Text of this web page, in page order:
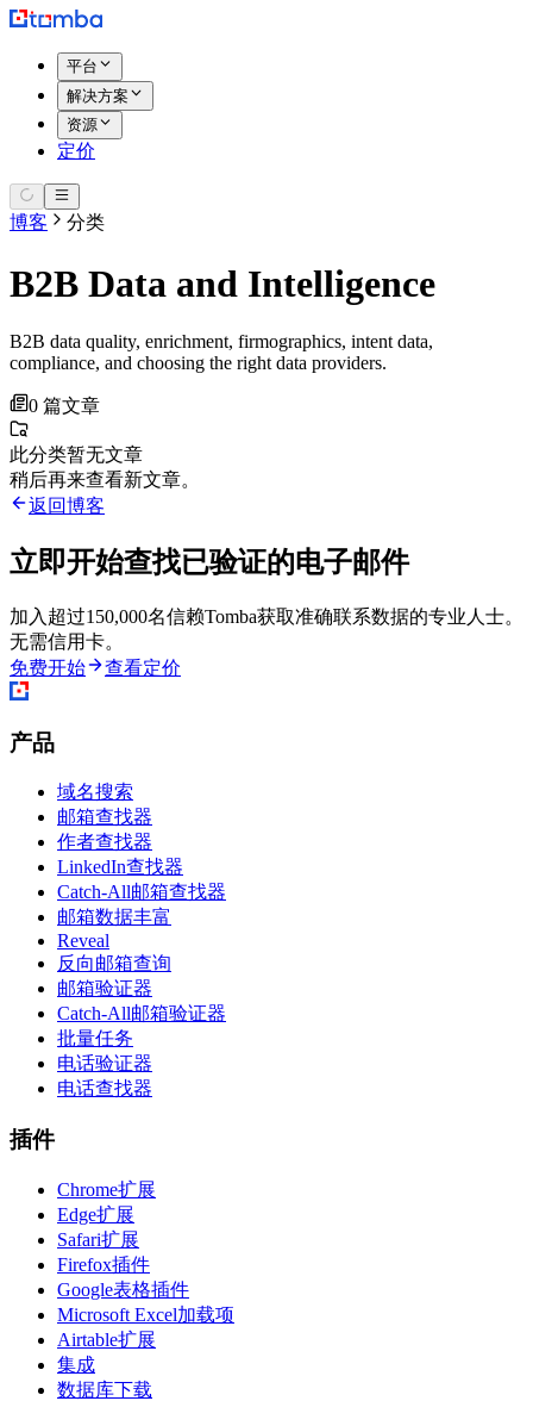
平台
解决方案
资源
定价
博客 分类
B2B Data and Intelligence
B2B data quality, enrichment, firmographics, intent data,
compliance, and choosing the right data providers.
0 篇文章
此分类暂无文章
稍后再来查看新文章。
返回博客
立即开始查找已验证的电子邮件
加入超过150,000名信赖Tomba获取准确联系数据的专业人士。
无需信用卡。
免费开始
查看定价
产品
域名搜索
邮箱查找器
作者查找器
LinkedIn查找器
Catch-All邮箱查找器
邮箱数据丰富
Reveal
反向邮箱查询
邮箱验证器
Catch-All邮箱验证器
批量任务
电话验证器
电话查找器
插件
Chrome扩展
Edge扩展
Safari扩展
Firefox插件
Google表格插件
Microsoft Excel加载项
Airtable扩展
集成
数据库下载